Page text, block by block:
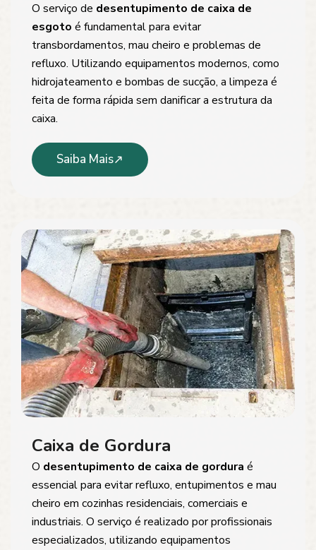
O serviço de desentupimento de caixa de
esgoto é fundamental para evitar
transbordamentos, mau cheiro e problemas de
refluxo. Utilizando equipamentos modernos, como
hidrojateamento e bombas de sucção, a limpeza é
feita de forma rápida sem danificar a estrutura da
caixa.
Saiba Mais
Caixa de Gordura
O desentupimento de caixa de gordura é
essencial para evitar refluxo, entupimentos e mau
cheiro em cozinhas residenciais, comerciais e
industriais. O serviço é realizado por profissionais
especializados, utilizando equipamentos